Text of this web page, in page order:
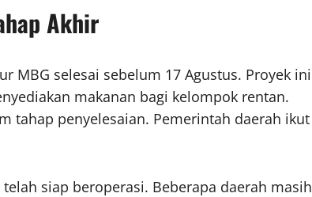
Akhir
MBG selesai sebelum 17 Agustus. Proyek ini
makanan bagi kelompok rentan.
tahap penyelesaian. Pemerintah daerah ikut
siap beroperasi. Beberapa daerah masih